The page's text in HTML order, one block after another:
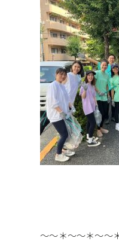
～～＊～～＊～～